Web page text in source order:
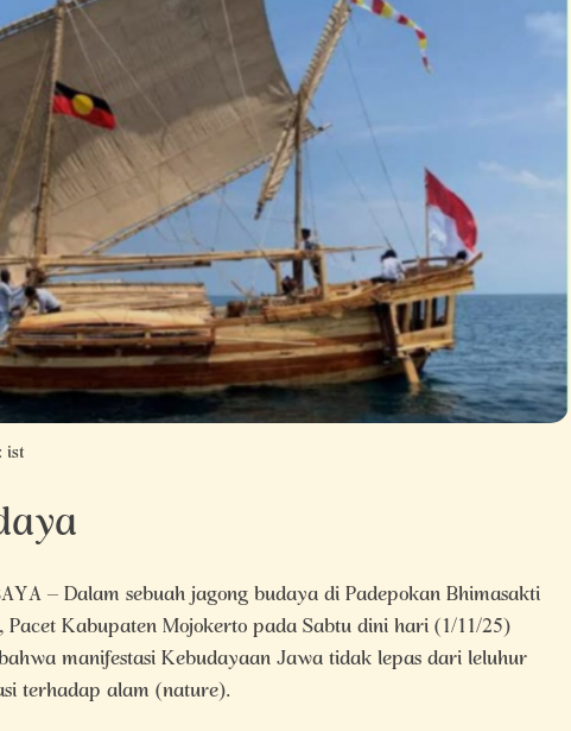
– Dalam sebuah jagong budaya di Padepokan Bhimasakti
Kabupaten Mojokerto pada Sabtu dini hari (1/11/25)
manifestasi Kebudayaan Jawa tidak lepas dari leluhur
terhadap alam (nature).